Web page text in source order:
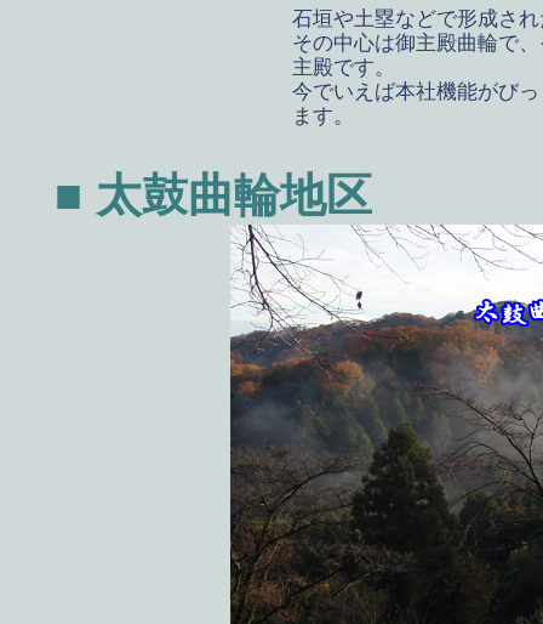
石垣や土塁などで形成さ
その中心は御主殿曲輪で
主殿です。
今でいえば本社機能がび
ます。
■ 太鼓曲輪地区